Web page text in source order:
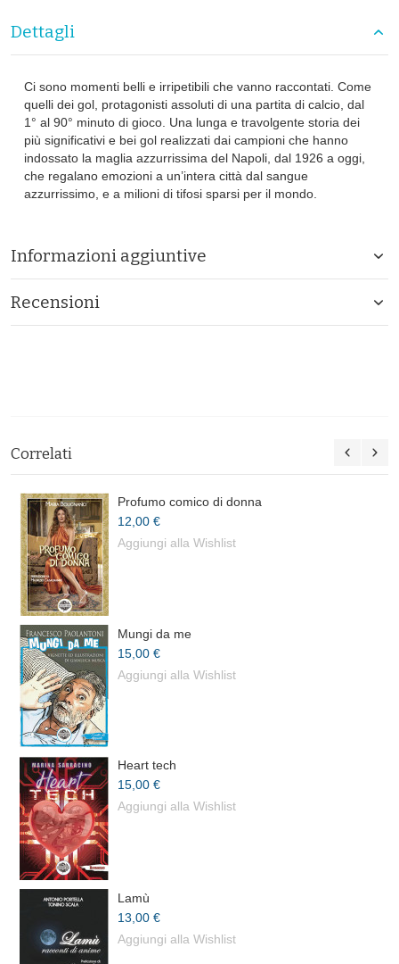
Correlati
Profumo comico di donna
12,00 €
Aggiungi alla Wishlist
Mungi da me
15,00 €
Aggiungi alla Wishlist
Heart tech
15,00 €
Aggiungi alla Wishlist
Lamù
13,00 €
Aggiungi alla Wishlist
Dettagli
Ci sono momenti belli e irripetibili che vanno raccontati. Come
quelli dei gol, protagonisti assoluti di una partita di calcio, dal
1° al 90° minuto di gioco. Una lunga e travolgente storia dei
più significativi e bei gol realizzati dai campioni che hanno
indossato la maglia azzurrissima del Napoli, dal 1926 a oggi,
che regalano emozioni a un’intera città dal sangue
azzurrissimo, e a milioni di tifosi sparsi per il mondo.
Informazioni aggiuntive
Recensioni